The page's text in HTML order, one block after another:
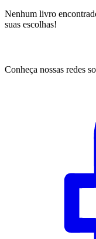
Nenhum livro
suas escolhas!
Conheça nossas redes